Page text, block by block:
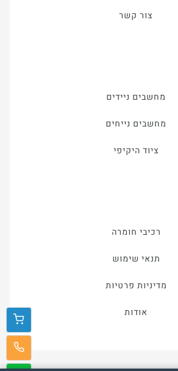
צור קשר
מחשבים ניידים
מחשבים נייחים
ציוד היקיפי
רכיבי חומרה
תנאי שימוש
מדיניות פרטיות
אודות